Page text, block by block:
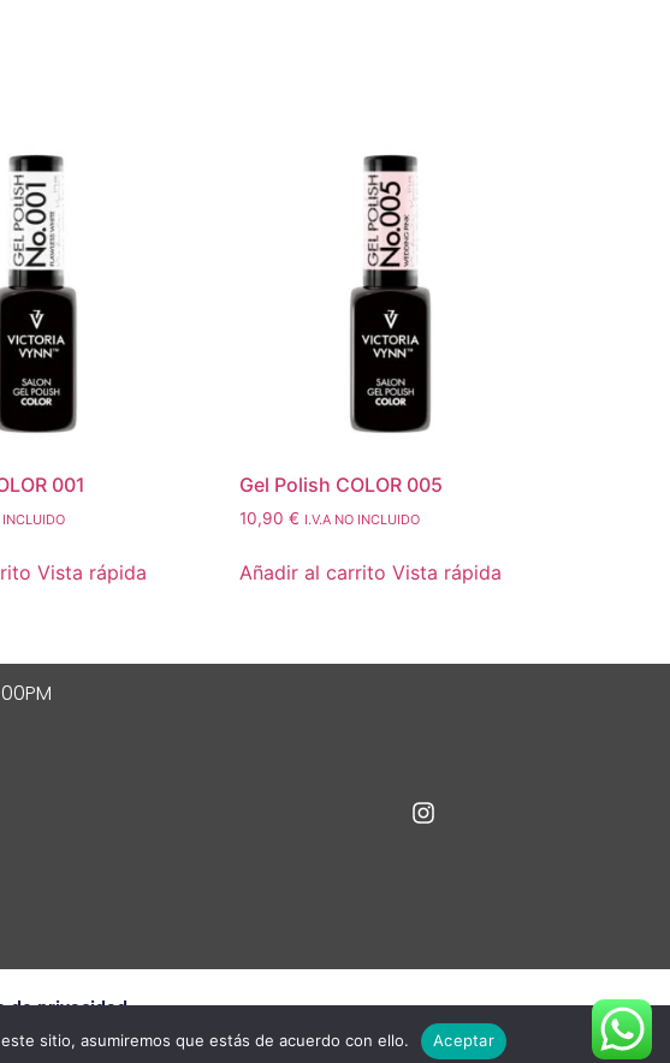
001
INCLUIDO
Vista rápida
Gel Polish COLOR 005
10,90€ I.V.A NO INCLUIDO
Añadir al carrito Vista rápida
de privacidad
sitio, asumiremos que estás de acuerdo con ello. Aceptar